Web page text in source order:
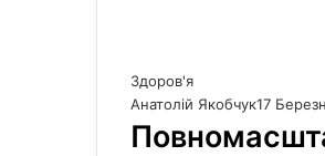
Здоров'я
Анатолій Якобчук17